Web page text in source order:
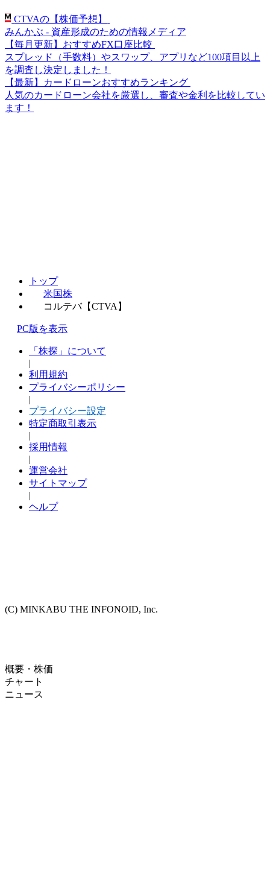
CTVAの【株価予想】
みんかぶ - 資産形成のための情報メディア
【毎月更新】おすすめFX口座比較
スプレッド（手数料）やスワップ、アプリなど100項目以上
を調査し決定しました！
【最新】カードローンおすすめランキング
人気のカードローン会社を厳選し、審査や金利を比較してい
ます！
トップ
米国株
コルテバ【CTVA】
PC版を表示
「株探」について
|
利用規約
プライバシーポリシー
|
プライバシー設定
特定商取引表示
|
採用情報
|
運営会社
サイトマップ
|
ヘルプ
(C) MINKABU THE INFONOID, Inc.
概要・株価
チャート
ニュース